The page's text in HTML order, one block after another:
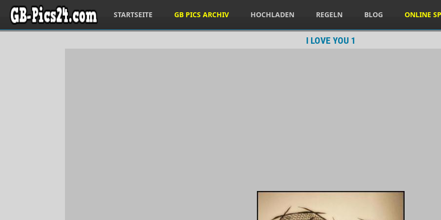
STARTSEITE GB PICS ARCHIV HOCHLADEN REGELN BLOG ONLINE
I LOVE YOU 1